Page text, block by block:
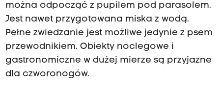
można odpocząć z pupilem pod parasolem.
Jest nawet przygotowana miska z wodą.
Pełne zwiedzanie jest możliwe jedynie z psem
przewodnikiem. Obiekty noclegowe i
gastronomiczne w dużej mierze są przyjazne
dla czworonogów.